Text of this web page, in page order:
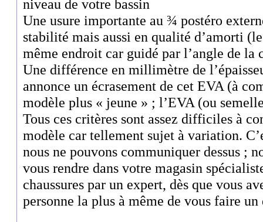
niveau de votre bassin
Une usure importante au ¾ postéro
stabilité mais aussi en qualité d’amorti
même endroit car guidé par l’angle de la
Une différence en millimètre de
annonce un écrasement de cet EVA (à
modèle plus « jeune » ; l’EVA (ou
Tous ces critères sont assez difficiles à
modèle car tellement sujet à variation.
nous ne pouvons communiquer dessus ;
vous rendre dans votre magasin
chaussures par un expert, dès que vous
personne la plus à même de vous faire